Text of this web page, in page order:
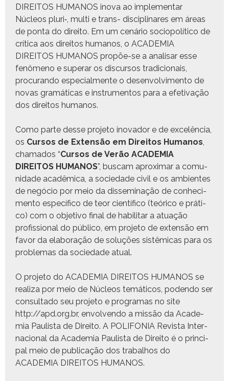
DIREITOS HUMANOS ino­va ao imple­men­tar
Núcleos pluri‑, mul­ti e trans- dis­ci­pli­nares em áreas
de pon­ta do dire­ito. Em um cenário sociopolíti­co de
críti­ca aos dire­itos humanos, o ACADEMIA
DIREITOS HUMANOS propõe-se a anal­is­ar esse
fenô­meno e super­ar os dis­cur­sos tradi­cionais,
procu­ran­do espe­cial­mente o desen­volvi­men­to de
novas gramáti­cas e instru­men­tos para a efe­ti­vação
dos dire­itos humanos.
Como parte desse pro­je­to ino­vador e de excelên­cia,
os Cur­sos de Exten­são em Dire­itos Humanos,
chama­dos “Cur­sos de Verão ACADEMIA
DIREITOS HUMANOS”, bus­cam aprox­i­mar a comu­
nidade acadêmi­ca, a sociedade civ­il e os ambi­entes
de negó­cio por meio da dis­sem­i­nação de con­hec­i­
men­to especí­fi­co de teor cien­tí­fi­co (teóri­co e práti­
co) com o obje­ti­vo final de habil­i­tar a atu­ação
profis­sion­al do públi­co, em pro­je­to de exten­são em
favor da elab­o­ração de soluções sistêmi­cas para os
prob­le­mas da sociedade atual.
O pro­je­to do ACADEMIA DIREITOS HUMANOS se
real­iza por meio de Núcleos temáti­cos, poden­do ser
con­sul­ta­do seu pro­je­to e pro­gra­mas no site
http://apd.org.br, envol­ven­do a mis­são da Acad­e­
mia Paulista de Dire­ito. A POLIFONIA Revista Inter­
na­cional da Acad­e­mia Paulista de Dire­ito é o prin­ci­
pal meio de pub­li­cação dos tra­bal­hos do
ACADEMIA DIREITOS HUMANOS.